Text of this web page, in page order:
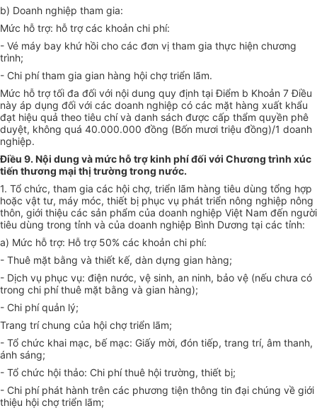
b) Doanh nghiệp tham gia:
Mức hỗ trợ: hỗ trợ các khoản chi phí:
- Vé máy bay khứ hồi cho các đơn vị tham gia thực hiện chương
trình;
- Chi phí tham gia gian hàng hội chợ triển lãm.
Mức hỗ trợ tối đa đối với nội dung quy định tại Điểm b Khoản 7 Điều
này áp dụng đối với các doanh nghiệp có các mặt hàng xuất khẩu
đạt hiệu quả theo tiêu chí và danh sách được cấp thẩm quyền phê
duyệt, không quá 40.000.000 đồng (Bốn mươi triệu đồng)/1 doanh
nghiệp.
Điều 9. Nội dung và mức hỗ trợ kinh phí đối với Chương trình xúc
tiến thương mại thị trường trong nước.
1. Tổ chức, tham gia các hội chợ, triển lãm hàng tiêu dùng tổng hợp
hoặc vật tư, máy móc, thiết bị phục vụ phát triển nông nghiệp nông
thôn, giới thiệu các sản phẩm của doanh nghiệp Việt Nam đến người
tiêu dùng trong tỉnh và của doanh nghiệp Bình Dương tại các tỉnh:
a) Mức hỗ trợ: Hỗ trợ 50% các khoản chi phí:
- Thuê mặt bằng và thiết kế, dàn dựng gian hàng;
- Dịch vụ phục vụ: điện nước, vệ sinh, an ninh, bảo vệ (nếu chưa có
trong chi phí thuê mặt bằng và gian hàng);
- Chi phí quản lý;
Trang trí chung của hội chợ triển lãm;
- Tổ chức khai mạc, bế mạc: Giấy mời, đón tiếp, trang trí, âm thanh,
ánh sáng;
- Tổ chức hội thảo: Chi phí thuê hội trường, thiết bị;
- Chi phí phát hành trên các phương tiện thông tin đại chúng về giới
thiệu hội chợ triển lãm;